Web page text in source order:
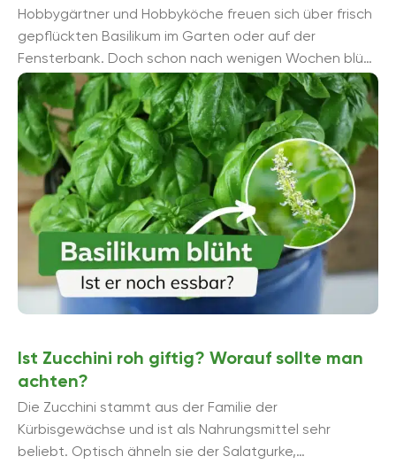
Hobbygärtner und Hobbyköche freuen sich über frisch
gepflückten Basilikum im Garten oder auf der
Fensterbank. Doch schon nach wenigen Wochen blüht
dieser. Viele sind dann unsicher, ...
Ist Zucchini roh giftig? Worauf sollte man
achten?
Die Zucchini stammt aus der Familie der
Kürbisgewächse und ist als Nahrungsmittel sehr
beliebt. Optisch ähneln sie der Salatgurke,